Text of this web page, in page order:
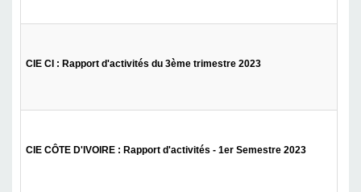
CIE CI : Rapport d'activités du 3ème trimestre 2023
CIE CÔTE D'IVOIRE : Rapport d'activités - 1er Semestre 2023